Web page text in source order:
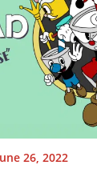
26, 2022